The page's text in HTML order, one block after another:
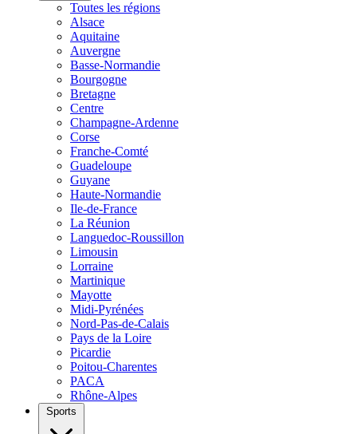
Toutes les régions
Alsace
Aquitaine
Auvergne
Basse-Normandie
Bourgogne
Bretagne
Centre
Champagne-Ardenne
Corse
Franche-Comté
Guadeloupe
Guyane
Haute-Normandie
Ile-de-France
La Réunion
Languedoc-Roussillon
Limousin
Lorraine
Martinique
Mayotte
Midi-Pyrénées
Nord-Pas-de-Calais
Pays de la Loire
Picardie
Poitou-Charentes
PACA
Rhône-Alpes
Sports